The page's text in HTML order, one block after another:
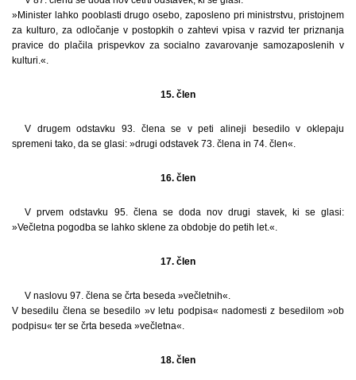
»Minister lahko pooblasti drugo osebo, zaposleno pri ministrstvu, pristojnem
za kulturo, za odločanje v postopkih o zahtevi vpisa v razvid ter priznanja
pravice do plačila prispevkov za socialno zavarovanje samozaposlenih v
kulturi.«.
15. člen
V drugem odstavku 93. člena se v peti alineji besedilo v oklepaju
spremeni tako, da se glasi: »drugi odstavek 73. člena in 74. člen«.
16. člen
V prvem odstavku 95. člena se doda nov drugi stavek, ki se glasi:
»Večletna pogodba se lahko sklene za obdobje do petih let.«.
17. člen
V naslovu 97. člena se črta beseda »večletnih«.
V besedilu člena se besedilo »v letu podpisa« nadomesti z besedilom »ob
podpisu« ter se črta beseda »večletna«.
18. člen